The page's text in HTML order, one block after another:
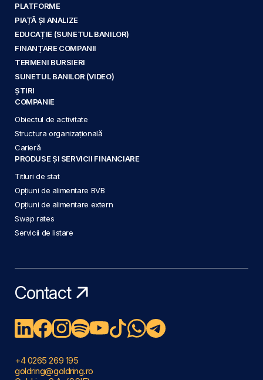
PLATFORME
PIAȚĂ ȘI ANALIZE
EDUCAȚIE (SUNETUL BANILOR)
FINANȚARE COMPANII
TERMENI BURSIERI
SUNETUL BANILOR (VIDEO)
ȘTIRI
COMPANIE
Obiectul de activitate
Structura organizațională
Carieră
PRODUSE ȘI SERVICII FINANCIARE
Titluri de stat
Opțiuni de alimentare BVB
Opțiuni de alimentare extern
Swap rates
Servicii de listare
Contact
+4 0265 269 195
goldring@goldring.ro